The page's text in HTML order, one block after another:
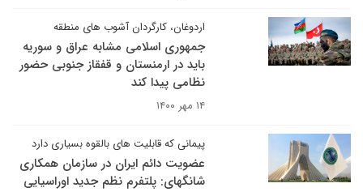
اردوغان، کارگردان آشوب های منطقه
جمهوری اسلامی مشابه عراق و سوریه
باید در ارمنستان و قفقاز جنوبی حضور
نظامی پیدا کند
۱۴ مهر ۱۴۰۰
پیمانی که قابلیت های بالقوه بسیاری دارد
عضویت دائم ایران در سازمان همکاری
شانگهای: پلتفرم نظم جدید اوراسیایی